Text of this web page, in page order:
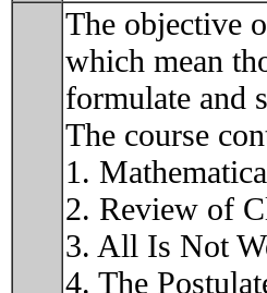
The objective
which mean
formulate and
The course
1.
2. Review of
3. All Is Not
4. The